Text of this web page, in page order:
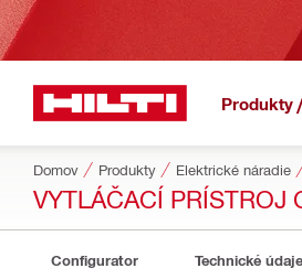
Produkty
Domov Produkty Elektrické náradie
VYTLÁČACÍ PRÍSTROJ
Configurator Technické údaje